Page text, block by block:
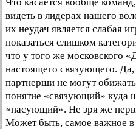
видеть в лидерах нашего
их неудач является слабая
показаться слишком
что у того же московского
настоящего связующего.
партнерши не могут
понятие «связующий» куда
«пасующий». Не зря же
Может быть, самое важное